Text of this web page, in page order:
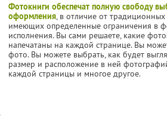
Фотокниги обеспечат полную свободу
оформления, в отличие от
имеющих определенные ограничения в
исполнения. Вы сами решаете, какие
напечатаны на каждой странице. Вы
фото. Вы можете выбрать, как будет
размер и расположение в ней
каждой страницы и многое другое.